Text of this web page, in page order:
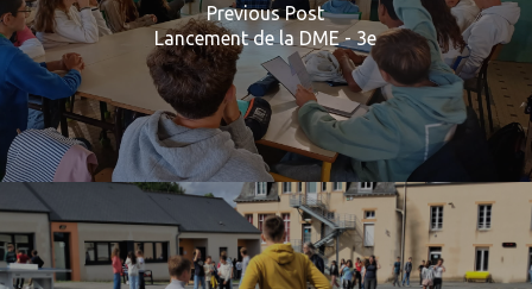
Previous Post
Lancement de la DME - 3e